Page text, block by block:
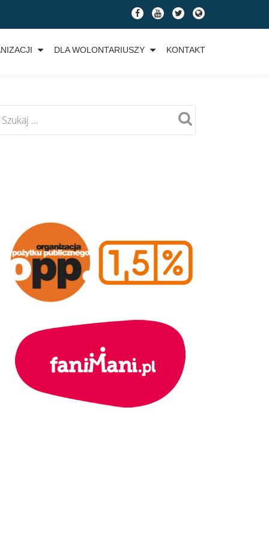
fa-
facebook
fa-
youtube
fa-
twitter
fa-
globe
DLA WOLONTARIUSZY KONTAKT